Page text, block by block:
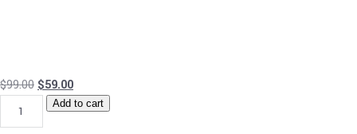
$99.00 $59.00
Add to cart